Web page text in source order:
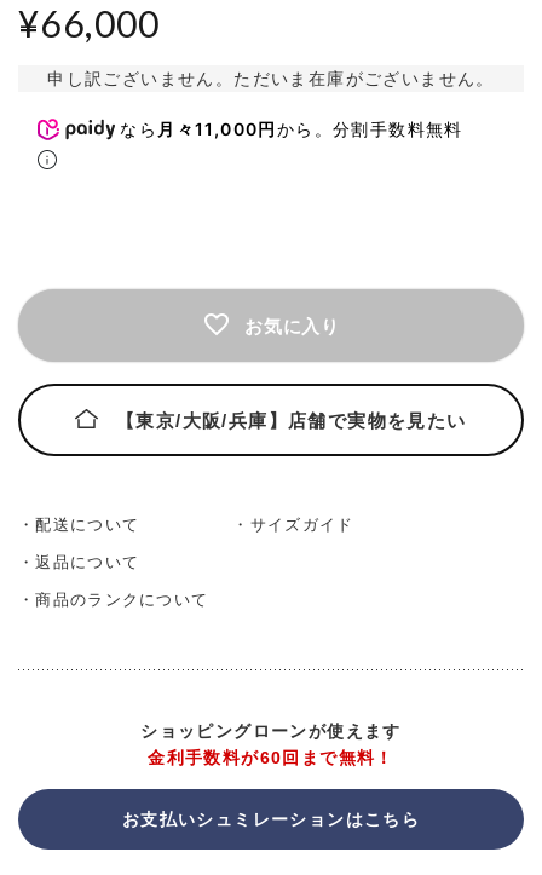
¥66,000
申し訳ございません。ただいま在庫がございません。
なら 月々11,000円から。分割手数料無料
お気に入り
【東京/大阪/兵庫】店舗で実物を見たい
・配送について
・返品について
・商品のランクについて
・サイズガイド
ショッピングローンが使えます
金利手数料が60回まで無料！
お支払いシュミレーションはこちら